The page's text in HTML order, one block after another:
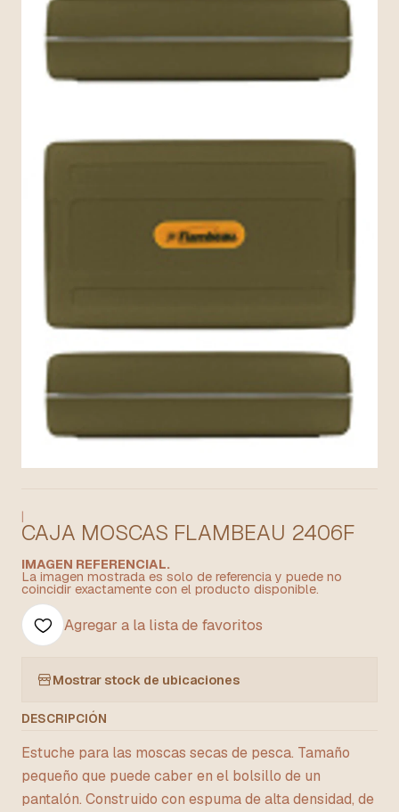
|
CAJA MOSCAS FLAMBEAU 2406F
IMAGEN REFERENCIAL.
La imagen mostrada es solo de referencia y puede no
coincidir exactamente con el producto disponible.
Agregar a la lista de favoritos
Mostrar stock de ubicaciones
DESCRIPCIÓN
Estuche para las moscas secas de pesca. Tamaño
pequeño que puede caber en el bolsillo de un
pantalón. Construido con espuma de alta densidad, de